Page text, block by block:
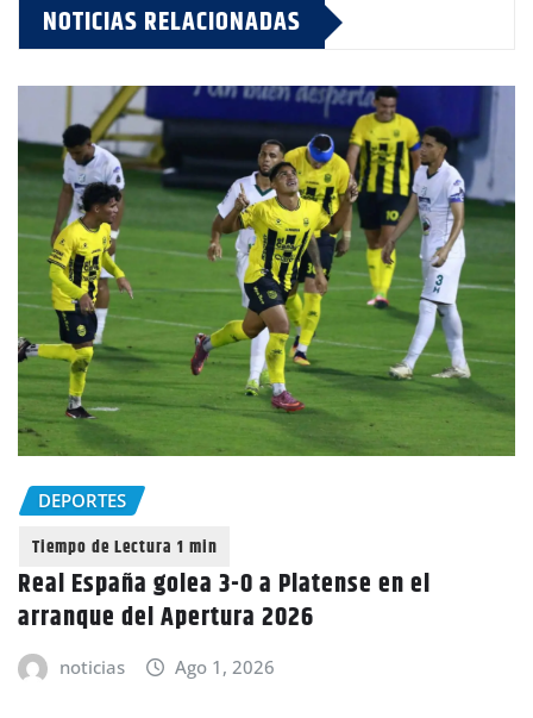
NOTICIAS RELACIONADAS
DEPORTES
Real España golea 3-0 a Platense en el
arranque del Apertura 2026
noticias Ago 1, 2026